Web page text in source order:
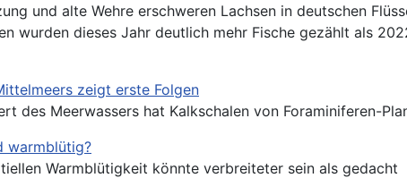
und alte Wehre erschweren Lachsen in deutschen
wurden dieses Jahr deutlich mehr Fische gezählt als
zeigt erste Folgen
des Meerwassers hat Kalkschalen von Foraminiferen-
warmblütig?
Warmblütigkeit könnte verbreiteter sein als gedacht